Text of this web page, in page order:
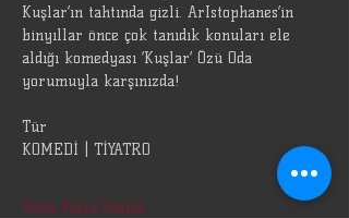
Kuşlar’ın tahtında gizli. ArIstophanes’in
binyıllar önce çok tanıdık konuları ele
aldığı komedyası ‘Kuşlar’ Özü Oda
yorumuyla karşınızda!
Tür
KOMEDİ | TİYATRO
Daha Fazla Göster